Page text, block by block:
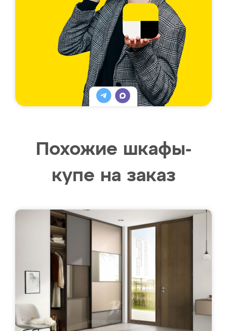
Похожие шкафы-
купе на заказ